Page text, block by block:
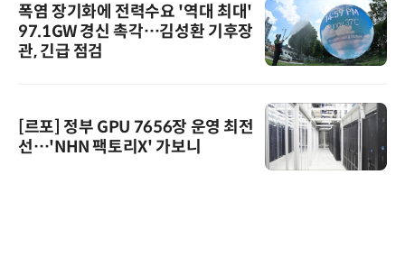
폭염 장기화에 전력수요 '역대 최대'
97.1GW 경신 촉각…김성환 기후장
관, 긴급 점검
[르포] 정부 GPU 7656장 운영 최전
선…'NHN 팩토리X' 가보니